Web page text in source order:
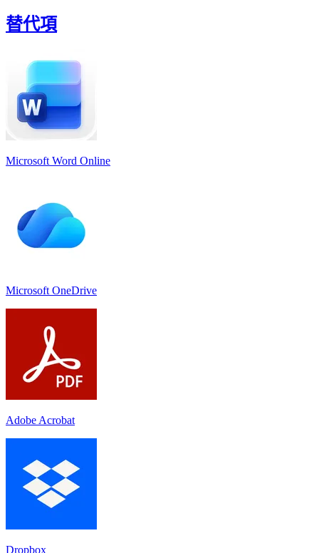
替代項
Microsoft Word Online
Microsoft OneDrive
Adobe Acrobat
Dropbox